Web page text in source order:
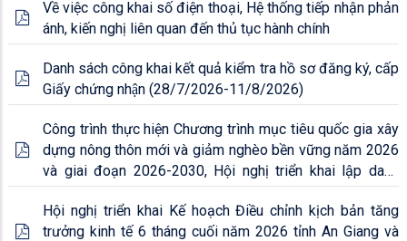
Về việc công khai số điện thoại, Hệ thống tiếp nhận phản
ánh, kiến nghị liên quan đến thủ tục hành chính
Danh sách công khai kết quả kiểm tra hồ sơ đăng ký, cấp
Giấy chứng nhận (28/7/2026-11/8/2026)
Công trình thực hiện Chương trình mục tiêu quốc gia xây
dựng nông thôn mới và giảm nghèo bền vững năm 2026
và giai đoạn 2026-2030, Hội nghị triển khai lập danh
mục đăng ký nội dung
Hội nghị triển khai Kế hoạch Điều chỉnh kịch bản tăng
trưởng kinh tế 6 tháng cuối năm 2026 tỉnh An Giang và